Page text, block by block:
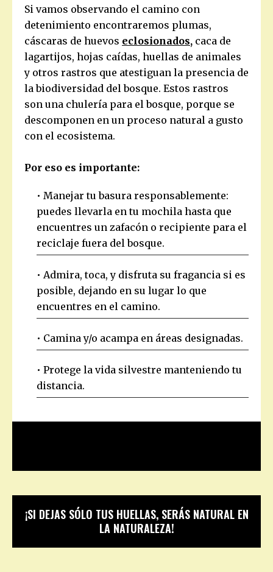
Si vamos observando el camino con
detenimiento encontraremos plumas,
cáscaras de huevos eclosionados, caca de
lagartijos, hojas caídas, huellas de animales
y otros rastros que atestiguan la presencia de
la biodiversidad del bosque. Estos rastros
son una chulería para el bosque, porque se
descomponen en un proceso natural a gusto
con el ecosistema.
Por eso es importante:
• Manejar tu basura responsablemente:
puedes llevarla en tu mochila hasta que
encuentres un zafacón o recipiente para el
reciclaje fuera del bosque.
• Admira, toca, y disfruta su fragancia si es
posible, dejando en su lugar lo que
encuentres en el camino.
• Camina y/o acampa en áreas designadas.
• Protege la vida silvestre manteniendo tu
distancia.
¡SI DEJAS SÓLO TUS HUELLAS, SERÁS NATURAL EN
LA NATURALEZA!